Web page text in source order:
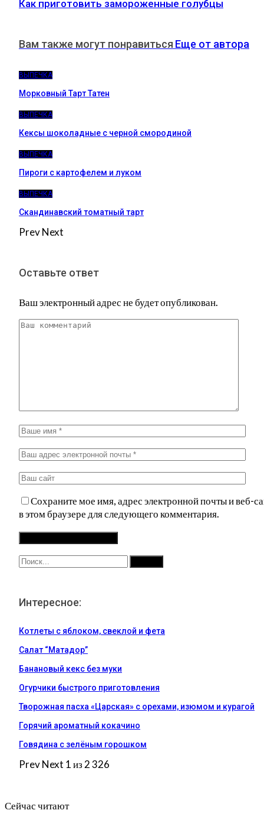
Как приготовить замороженные голубцы
Вам также могут понравиться Еще от автора
ВЫПЕЧКА
Морковный Тарт Татен
ВЫПЕЧКА
Кексы шоколадные с черной смородиной
ВЫПЕЧКА
Пироги c картофелем и луком
ВЫПЕЧКА
Скандинавский томатный тарт
PrevNext
Оставьте ответ
Ваш электронный адрес не будет опубликован.
Сохраните мое имя, адрес электронной почты и веб-
в этом браузере для следующего комментария.
Интересное:
Котлеты с яблоком, свеклой и фета
Салат “Матадор”
Банановый кекс без муки
Огурчики быстрого приготовления
Творожная пасха «Царская» с орехами, изюмом и курагой
Горячий ароматный кокачино
Говядина с зелёным горошком
PrevNext 1 из 2 326
Сейчас читают